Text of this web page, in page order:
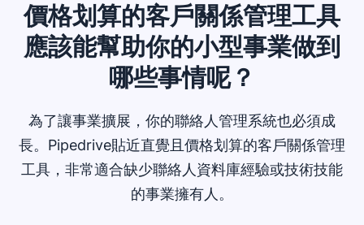
價格划算的客戶關係管理工具
應該能幫助你的小型事業做到
哪些事情呢？
為了讓事業擴展，你的聯絡人管理系統也必須成
長。Pipedrive貼近直覺且價格划算的客戶關係管理
工具，非常適合缺少聯絡人資料庫經驗或技術技能
的事業擁有人。